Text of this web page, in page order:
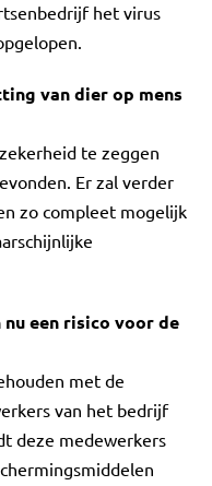
het virus
van dier op mens
te zeggen
Er zal verder
zo compleet mogelijk
een risico voor de
met de
van het bedrijf
deze medewerkers